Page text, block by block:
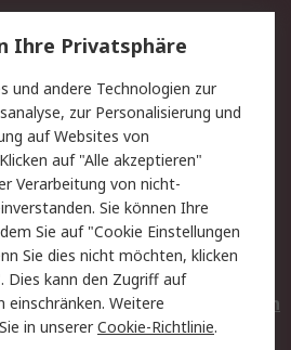
Lieferlösungen
Kontakt
Privatkunden
Datenschutz
Zahlungsbedingungen
Entsorgung
Elektrogeräte/Batterien
Ihre Privatsphäre
und andere Technologien zur
zur Personalisierung und
auf Websites von
auf "Alle akzeptieren"
Verarbeitung von nicht-
Sie können Ihre
Sie auf "Cookie Einstellungen
Sie dies nicht möchten, klicken
Dies kann den Zugriff auf
Weitere
in unsererCookie-Richtlinie.